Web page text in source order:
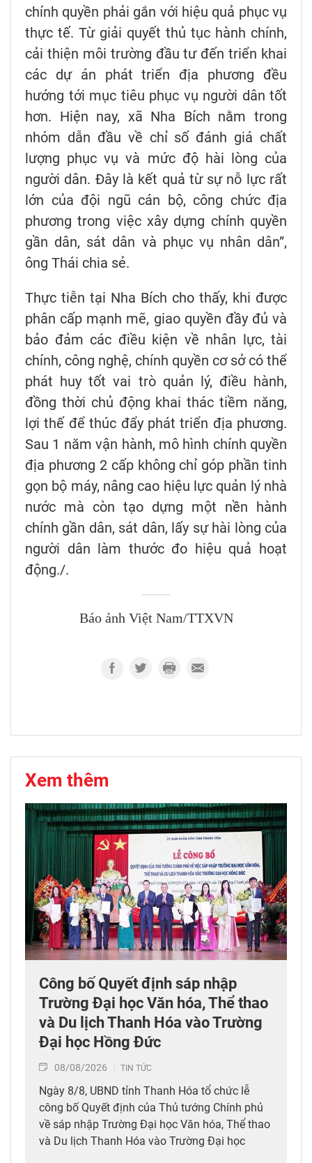
chính quyền phải gắn với hiệu quả phục vụ
thực tế. Từ giải quyết thủ tục hành chính,
cải thiện môi trường đầu tư đến triển khai
các dự án phát triển địa phương đều
hướng tới mục tiêu phục vụ người dân tốt
hơn. Hiện nay, xã Nha Bích nằm trong
nhóm dẫn đầu về chỉ số đánh giá chất
lượng phục vụ và mức độ hài lòng của
người dân. Đây là kết quả từ sự nỗ lực rất
lớn của đội ngũ cán bộ, công chức địa
phương trong việc xây dựng chính quyền
gần dân, sát dân và phục vụ nhân dân”,
ông Thái chia sẻ.
Thực tiễn tại Nha Bích cho thấy, khi được
phân cấp mạnh mẽ, giao quyền đầy đủ và
bảo đảm các điều kiện về nhân lực, tài
chính, công nghệ, chính quyền cơ sở có thể
phát huy tốt vai trò quản lý, điều hành,
đồng thời chủ động khai thác tiềm năng,
lợi thế để thúc đẩy phát triển địa phương.
Sau 1 năm vận hành, mô hình chính quyền
địa phương 2 cấp không chỉ góp phần tinh
gọn bộ máy, nâng cao hiệu lực quản lý nhà
nước mà còn tạo dựng một nền hành
chính gần dân, sát dân, lấy sự hài lòng của
người dân làm thước đo hiệu quả hoạt
động./.
Báo ảnh Việt Nam/TTXVN
Xem thêm
Công bố Quyết định sáp nhập
Trường Đại học Văn hóa, Thể thao
và Du lịch Thanh Hóa vào Trường
Đại học Hồng Đức
08/08/2026 TIN TỨC
Ngày 8/8, UBND tỉnh Thanh Hóa tổ chức lễ
công bố Quyết định của Thủ tướng Chính phủ
về sáp nhập Trường Đại học Văn hóa, Thể thao
và Du lịch Thanh Hóa vào Trường Đại học